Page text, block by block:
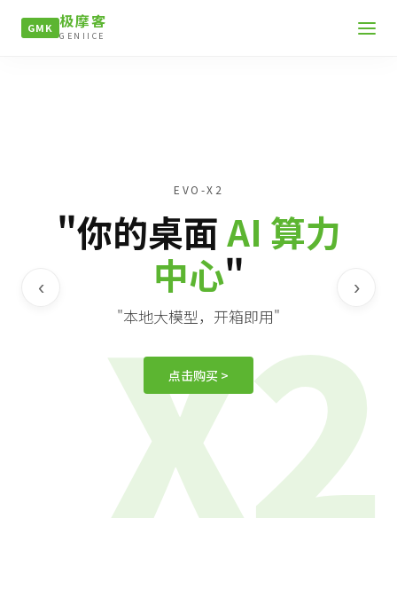
GMK 极摩客
GENIICE
X2
EVO-X2
"你的桌面AI 算力
中心"
"本地大模型，开箱即用"
点击购买 >
‹ ›